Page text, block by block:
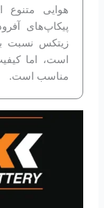
هوایی متنوع
پیکاپ‌های
زیتکس نسبت
است، اما
مناسب است.